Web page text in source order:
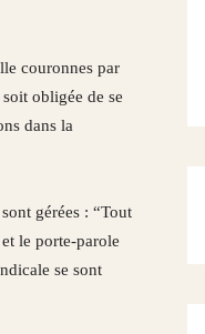
couronnes par
obligée de se
dans la
gérées : “Tout
le porte-parole
se sont